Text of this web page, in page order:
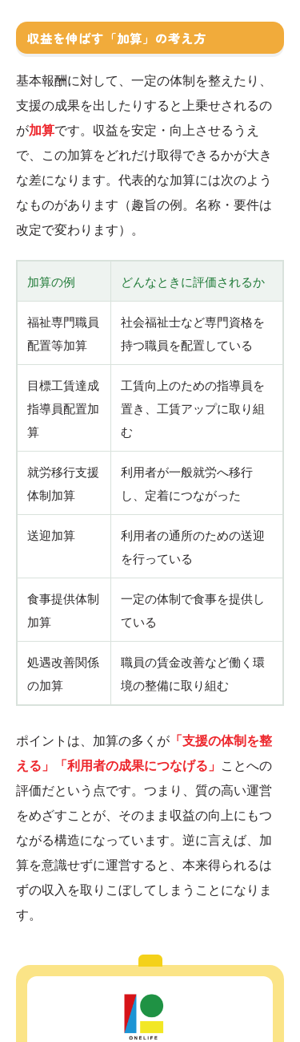
収益を伸ばす「加算」の考え方
基本報酬に対して、一定の体制を整えたり、
支援の成果を出したりすると上乗せされるの
が加算です。収益を安定・向上させるうえ
で、この加算をどれだけ取得できるかが大き
な差になります。代表的な加算には次のよう
なものがあります（趣旨の例。名称・要件は
改定で変わります）。
加算の例 どんなときに評価されるか
福祉専門職員
配置等加算
社会福祉士など専門資格を
持つ職員を配置している
目標工賃達成
指導員配置加
算
工賃向上のための指導員を
置き、工賃アップに取り組
む
就労移行支援
体制加算
利用者が一般就労へ移行
し、定着につながった
送迎加算
利用者の通所のための送迎
を行っている
食事提供体制
加算
一定の体制で食事を提供し
ている
処遇改善関係
の加算
職員の賃金改善など働く環
境の整備に取り組む
ポイントは、加算の多くが 「支援の体制を整
える」「利用者の成果につなげる」 ことへの
評価だという点です。つまり、質の高い運営
をめざすことが、そのまま収益の向上にもつ
ながる構造になっています。逆に言えば、加
算を意識せずに運営すると、本来得られるは
ずの収入を取りこぼしてしまうことになりま
す。